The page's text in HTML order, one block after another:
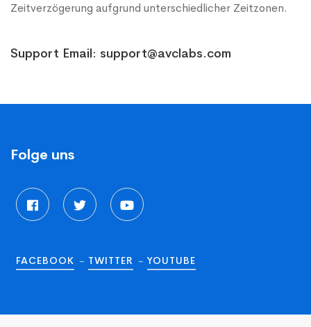
Zeitverzögerung aufgrund unterschiedlicher Zeitzonen.
Support Email: support@avclabs.com
Folge uns
FACEBOOK TWITTER YOUTUBE